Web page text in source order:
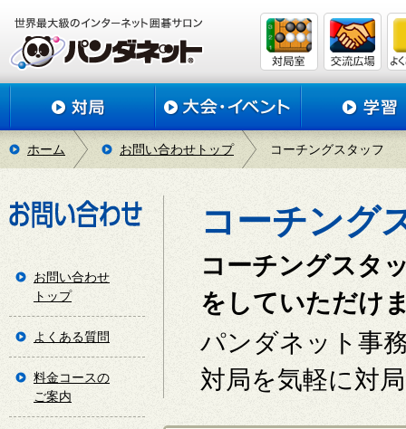
ホーム お問い合わせトップ コーチングスタッフ
コーチング
コーチングスタ
をしていただけ
パンダネット事
対局を気軽に対
お問い合わせ
トップ
よくある質問
料金コースの
ご案内